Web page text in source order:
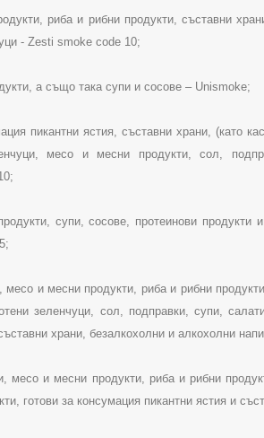
риба и рибни продукти, съставни
- Zesti smoke code 10;
а също така супи и сосове – Unismoke;
пикантни ястия, съставни храни, (като
месо и месни продукти, сол,
супи, сосове, протеинови продукти
месо и месни продукти, риба и рибни
зеленчуци, сол, подправки, супи,
храни, безалкохолни и алкохолни
месо и месни продукти, риба и рибни
готови за консумация пикантни ястия и